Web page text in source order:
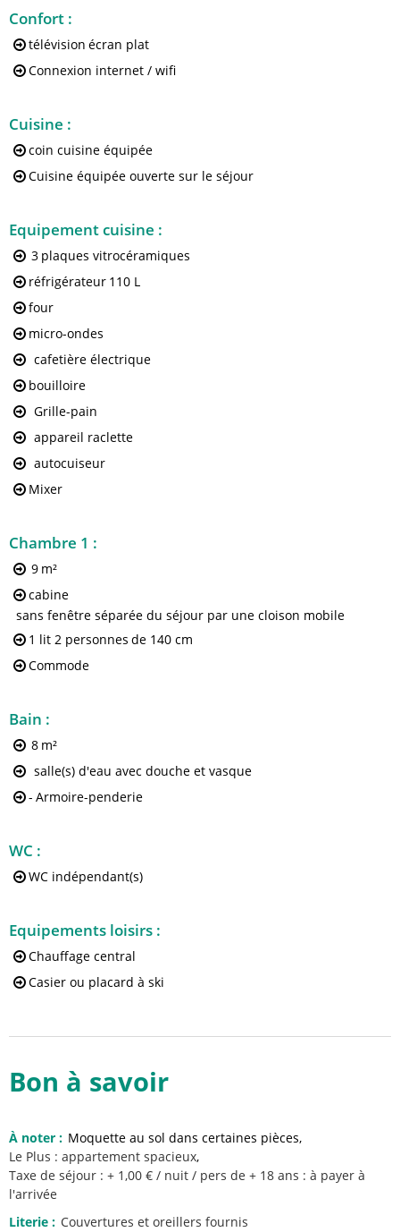
Confort :
télévision écran plat
Connexion internet / wifi
Cuisine :
coin cuisine équipée
Cuisine équipée ouverte sur le séjour
Equipement cuisine :
3 plaques vitrocéramiques
réfrigérateur 110 L
four
micro-ondes
cafetière électrique
bouilloire
Grille-pain
appareil raclette
autocuiseur
Mixer
Chambre 1 :
9 m²
cabine
sans fenêtre séparée du séjour par une cloison mobile
1 lit 2 personnes de 140 cm
Commode
Bain :
8 m²
salle(s) d'eau avec douche et vasque
- Armoire-penderie
WC :
WC indépendant(s)
Equipements loisirs :
Chauffage central
Casier ou placard à ski
Bon à savoir
À noter : Moquette au sol dans certaines pièces
Le Plus : appartement spacieux
Taxe de séjour : + 1,00 € / nuit / pers de + 18 ans : à payer à
l'arrivée
Literie : Couvertures et oreillers fournis